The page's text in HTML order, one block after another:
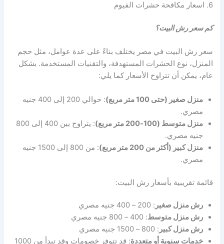
6. اسعار مكافحة حشرات الفيوم
كم سعر رش البيت؟
سعر رش البيت في مصر يختلف بناءً على عدة عوامل، مثل حجم
المنزل، نوع الحشرات المستهدفة، والتقنيات المستخدمة. بشكل
عام، يمكن أن تتراوح الأسعار كما يلي:
منزل صغير (حتى 100 متر مربع)
: حوالي 200 إلى 400 جنيه
مصري.
منزل متوسط (100-200 متر مربع)
: يتراوح بين 400 إلى 800
جنيه مصري.
منزل كبير (أكثر من 200 متر مربع)
: من 800 إلى 1500 جنيه
مصري.
قائمة تقريبية بأسعار رش البيت:
رش منزل صغير : 200 – 400 جنيه مصري
رش منزل متوسط: 400 – 800 جنيه مصري
رش منزل كبير : 800 – 1500 جنيه مصري
خدمات سنوية أو متعددة
: قد تتوفر خصومات وقد تبدأ من 1000